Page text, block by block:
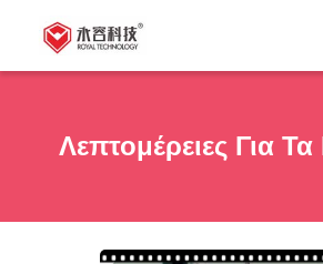
Λεπτομέρειες Για